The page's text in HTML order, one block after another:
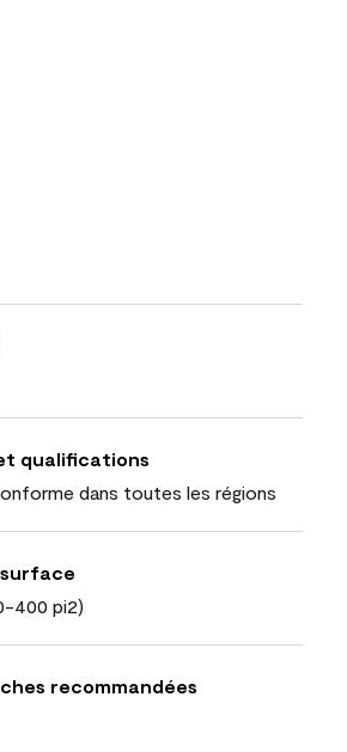
qualifications
dans toutes les régions
400 pi2)
recommandées